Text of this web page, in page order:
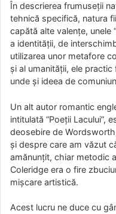
În descrierea frumuseţii
tehnică specifică, natura
capătă alte valenţe, unele
a identităţii, de
utilizarea unor metafore
şi al umanităţii, ele
unde şi ideea de
Un alt autor romantic
intitulată “Poeţii Lacului”,
deosebire de
şi despre care am văzut
amănunţit, chiar metodic
Coleridge era o fire
mişcare artistică.
Acest lucru ne duce cu